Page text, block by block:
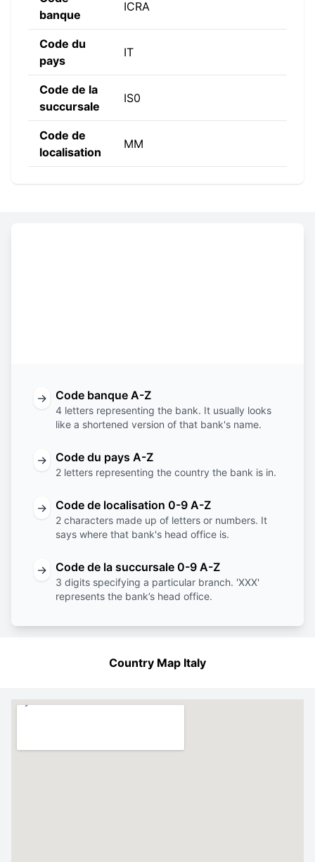
banque
ICRA
Code du
pays
IT
Code de la
succursale
IS0
Code de
localisation
MM
→ Code banque A-Z
4 letters representing the bank. It usually looks
like a shortened version of that bank's name.
→ Code du pays A-Z
2 letters representing the country the bank is in.
→ Code de localisation 0-9 A-Z
2 characters made up of letters or numbers. It
says where that bank's head office is.
→ Code de la succursale 0-9 A-Z
3 digits specifying a particular branch. 'XXX'
represents the bank’s head office.
Country Map Italy